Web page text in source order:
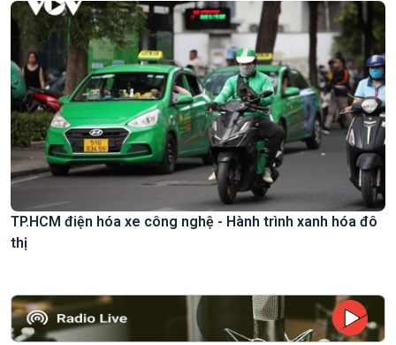
TP.HCM điện hóa xe công nghệ - Hành trình xanh hóa đô
thị